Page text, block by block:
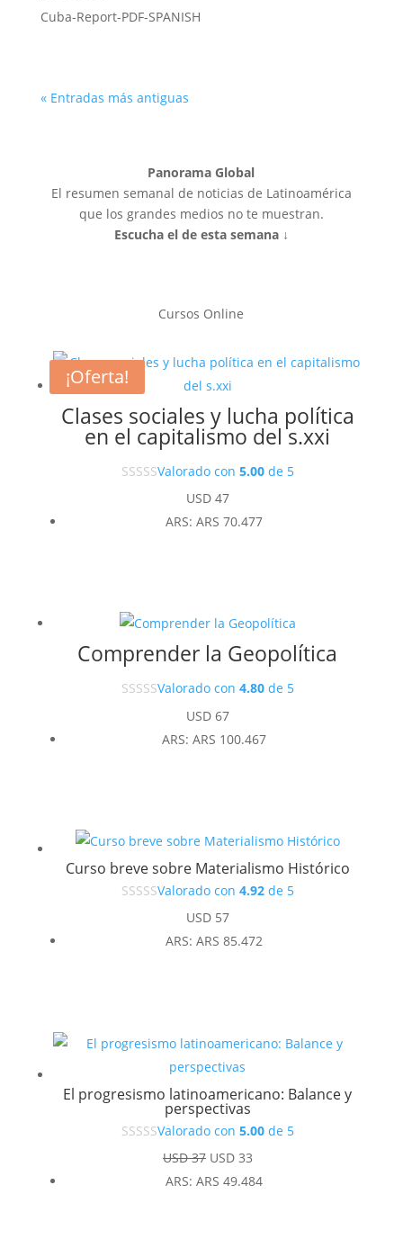
Cuba-Report-PDF-SPANISH
« Entradas más antiguas
Panorama Global
El resumen semanal de noticias de Latinoamérica
que los grandes medios no te muestran.
Escucha el de esta semana ↓
Cursos Online
Clases sociales y lucha política
en el capitalismo del s.xxi
Valorado con 5.00de 5
USD47
ARS: ARS 70.477
Comprender la Geopolítica
Valorado con 4.80de 5
USD67
ARS: ARS 100.467
Curso breve sobre Materialismo Histórico
Valorado con 4.92de 5
USD57
ARS: ARS 85.472
¡Oferta!
El progresismo latinoamericano: Balance y
perspectivas
Valorado con 5.00de 5
USD37 El
precio
USD33El
precio
ARS: ARS 49.484